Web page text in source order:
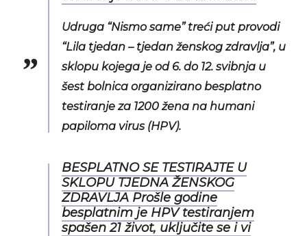
Udruga “Nismo same” treći put provodi
“Lila tjedan – tjedan ženskog zdravlja”, u
sklopu kojega je od 6. do 12. svibnja u
šest bolnica organizirano besplatno
testiranje za 1200 žena na humani
papiloma virus (HPV).
BESPLATNO SE TESTIRAJTE U
SKLOPU TJEDNA ŽENSKOG
ZDRAVLJA Prošle godine
besplatnim je HPV testiranjem
spašen 21 život, uključite se i vi